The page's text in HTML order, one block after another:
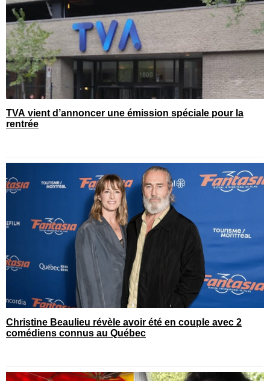
TVA vient d’annoncer une émission spéciale pour la
rentrée
Christine Beaulieu révèle avoir été en couple avec 2
comédiens connus au Québec